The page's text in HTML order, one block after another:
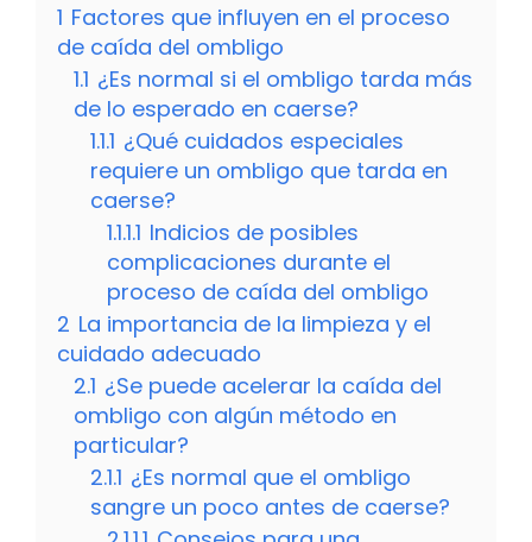
1 Factores que influyen en el proceso
de caída del ombligo
1.1 ¿Es normal si el ombligo tarda más
de lo esperado en caerse?
1.1.1 ¿Qué cuidados especiales
requiere un ombligo que tarda en
caerse?
1.1.1.1 Indicios de posibles
complicaciones durante el
proceso de caída del ombligo
2 La importancia de la limpieza y el
cuidado adecuado
2.1 ¿Se puede acelerar la caída del
ombligo con algún método en
particular?
2.1.1 ¿Es normal que el ombligo
sangre un poco antes de caerse?